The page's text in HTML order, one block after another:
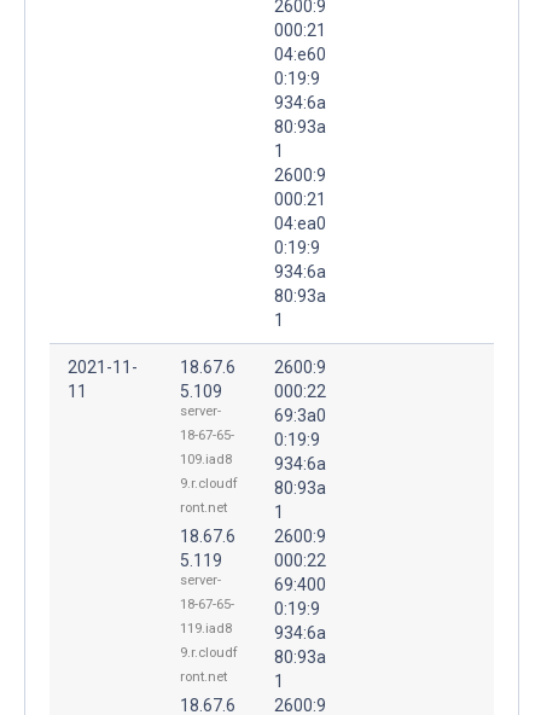
2600:9
000:21
04:e60
0:19:9
934:6a
80:93a
1
2600:9
000:21
04:ea0
0:19:9
934:6a
80:93a
1
2021-11-
11
18.67.6
5.109
server-
18-67-65-
109.iad8
9.r.cloudf
ront.net
18.67.6
5.119
server-
18-67-65-
119.iad8
9.r.cloudf
ront.net
18.67.6
2600:9
000:22
69:3a0
0:19:9
934:6a
80:93a
1
2600:9
000:22
69:400
0:19:9
934:6a
80:93a
1
2600:9